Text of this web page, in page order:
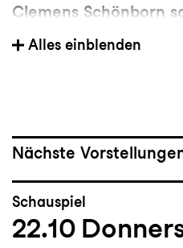
Clemens Schönborn
Burgtheater Wien, am
Bochum, am
Luzerner Theater, am
Volksbühne Berlin.
Für Barbara-David
Kostüme fürDie
Alles einblenden
Nächste
Schauspiel
22.10